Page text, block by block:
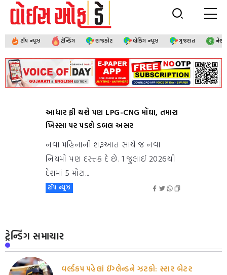
ટૉપ ન્યૂઝ ટ્રેન્ડિંગ રાજકોટ બ્રેકિંગ ન્યૂઝ ગુજરાત
આધાર ફ્રી થશે પણ LPG-CNG મોંઘા, તમારા
ખિસ્સા પર પડશે ડબલ અસર
નવા મહિનાની શરૂઆત સાથે જ નવા
નિયમો પણ દસ્તક દે છે. 1 જુલાઈ 2026થી
દેશમાં 5 મોટા...
ટૉપ ન્યૂઝ
ટ્રેન્ડિંગ સમાચાર
વર્લ્ડકપ પહેલાં ઈંગ્લેન્ડને ઝટકો: સ્ટાર બેટર